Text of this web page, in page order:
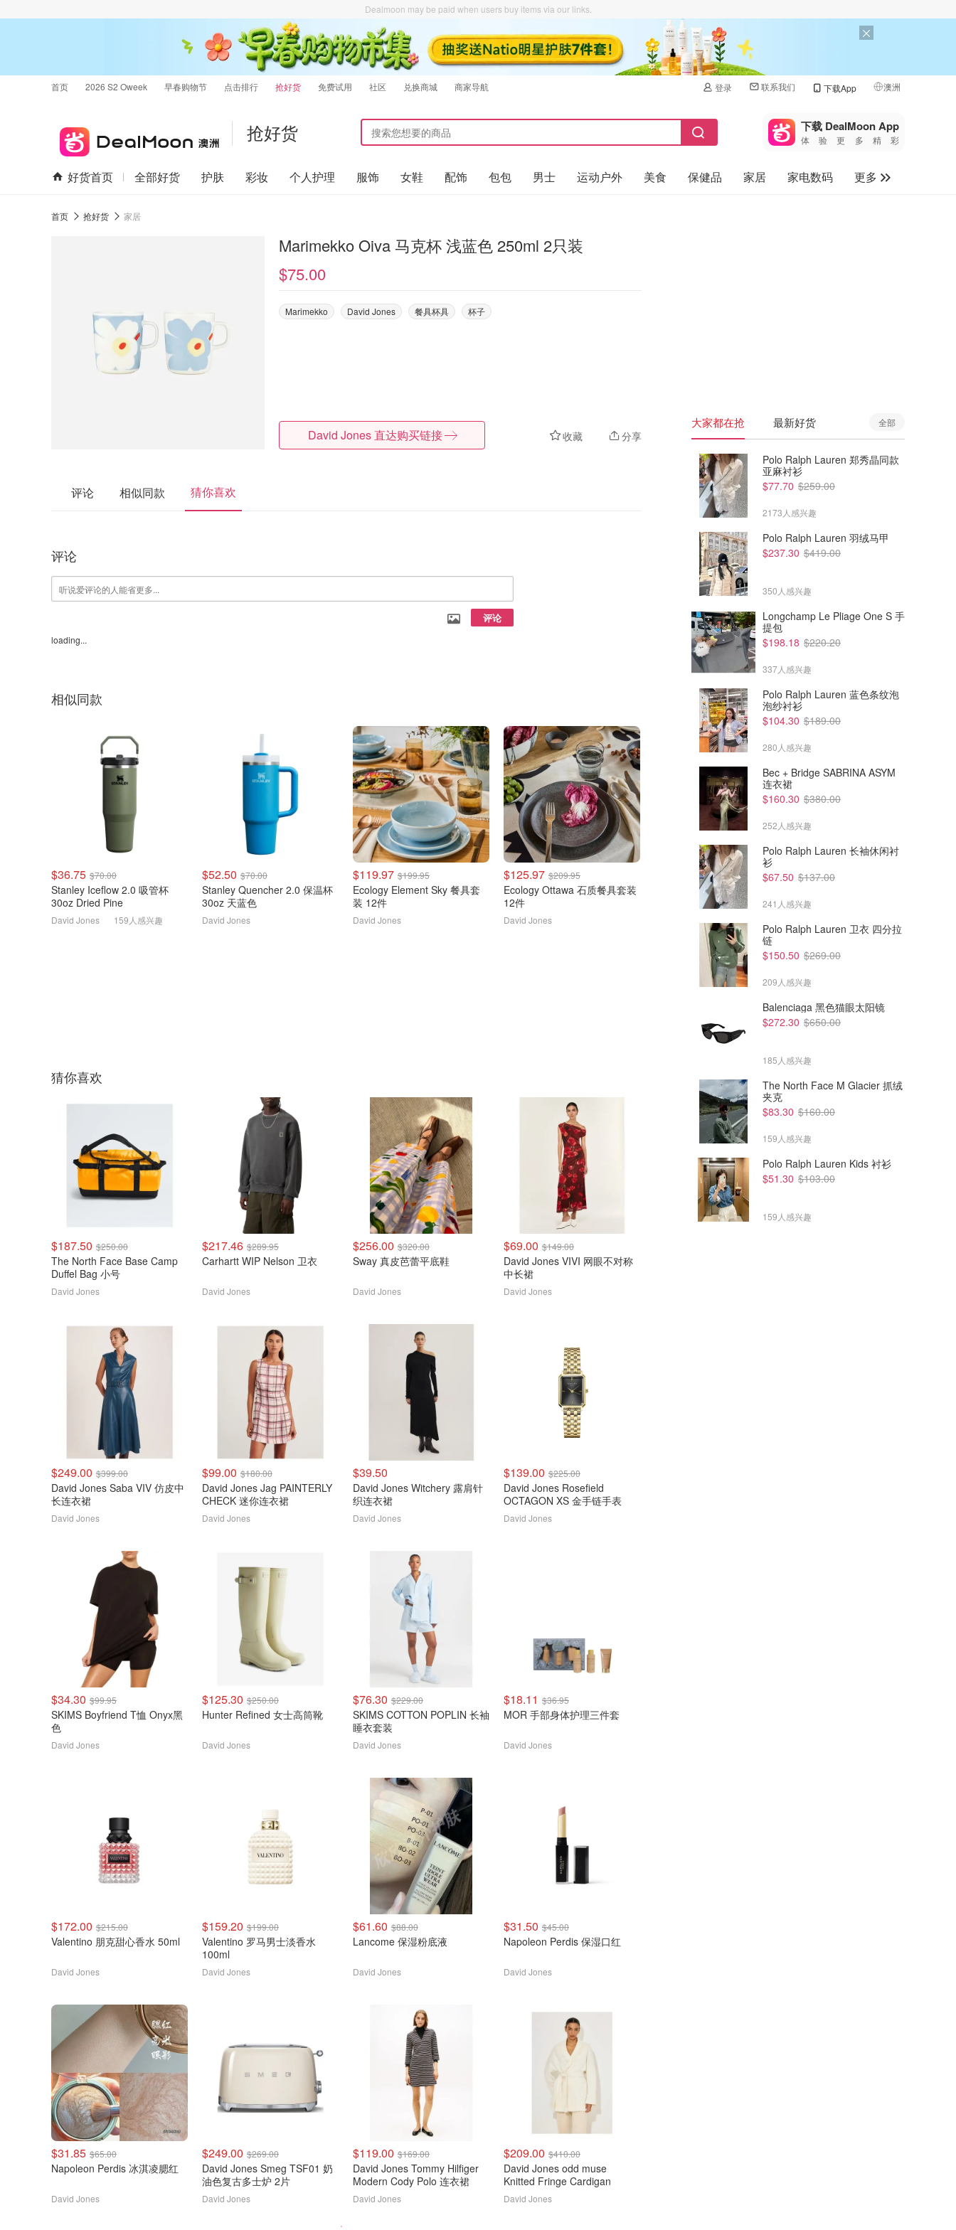
Dealmoon may be paid when users buy items via our links.
首页 2026 S2 Oweek 早春购物节 点击排行 抢好货 免费试用 社区 兑换商城 商家导航 登录 联系我们 下载App 澳洲
🇺🇸
🇨🇳 中国
🇨🇦加拿大
抢好货 下载 DealMoon App
体验更多精彩
好货首页 全部好货 护肤 彩妆 个人护理 服饰 女鞋 配饰 包包 男士 运动户外 美食 保健品 家居 家电数码
更多
首页 抢好货 家居
Marimekko Oiva 马克杯 浅蓝色 250ml 2只装
$75.00
Marimekko David Jones 餐具杯具 杯子
收藏 分享
David Jones 直达购买链接
评论 相似同款 猜你喜欢
评论
评论
loading...
相似同款
$36.75 $70.00
Stanley Iceflow 2.0 吸管杯
30oz Dried Pine
David Jones 159人感兴趣
$52.50 $70.00
Stanley Quencher 2.0 保温杯
30oz 天蓝色
David Jones
$119.97 $199.95
Ecology Element Sky 餐具套
装 12件
David Jones
$125.97 $209.95
Ecology Ottawa 石质餐具套装
12件
David Jones
$59.99
Porto Limone 20cm拼盘 4件套
$44.99
20cm
猜你喜欢
$187.50 $250.00
The North Face Base Camp
Duffel Bag 小号
David Jones
$217.46 $289.95
Carhartt WIP Nelson 卫衣
David Jones
$256.00 $320.00
Sway 真皮芭蕾平底鞋
David Jones
$69.00 $149.00
David Jones VIVI 网眼不对称
中长裙
David Jones
$249.00 $399.00
David Jones Saba VIV 仿皮中
长连衣裙
David Jones
$99.00 $180.00
David Jones Jag PAINTERLY
CHECK 迷你连衣裙
David Jones
$39.50
David Jones Witchery 露肩针
织连衣裙
David Jones
$139.00 $225.00
David Jones Rosefield
OCTAGON XS 金手链手表
David Jones
$34.30 $99.95
SKIMS Boyfriend T恤 Onyx黑
色
David Jones
$125.30 $250.00
Hunter Refined 女士高筒靴
David Jones
$76.30 $229.00
SKIMS COTTON POPLIN 长袖
睡衣套装
David Jones
$18.11 $36.95
MOR 手部身体护理三件套
David Jones
$172.00 $215.00
Valentino 朋克甜心香水 50ml
David Jones
$159.20 $199.00
Valentino 罗马男士淡香水
100ml
David Jones
$61.60 $88.00
Lancome 保湿粉底液
David Jones
$31.50 $45.00
Napoleon Perdis 保湿口红
David Jones
$31.85 $65.00
Napoleon Perdis 冰淇凌腮红
David Jones
$249.00 $269.00
David Jones Smeg TSF01 奶
油色复古多士炉 2片
David Jones
$119.00 $169.00
David Jones Tommy Hilfiger
Modern Cody Polo 连衣裙
David Jones
$209.00 $410.00
David Jones odd muse
Knitted Fringe Cardigan
David Jones
大家都在抢 最新好货 全部
Polo Ralph Lauren 郑秀晶同款
亚麻衬衫
$77.70 $259.00
2173人感兴趣
Polo Ralph Lauren 羽绒马甲
$237.30 $419.00
350人感兴趣
Longchamp Le Pliage One S 手
提包
$198.18 $220.20
337人感兴趣
Polo Ralph Lauren 蓝色条纹泡
泡纱衬衫
$104.30 $189.00
280人感兴趣
Bec + Bridge SABRINA ASYM
连衣裙
$160.30 $380.00
252人感兴趣
Polo Ralph Lauren 长袖休闲衬
衫
$67.50 $137.00
241人感兴趣
Polo Ralph Lauren 卫衣 四分拉
链
$150.50 $269.00
209人感兴趣
Balenciaga 黑色猫眼太阳镜
$272.30 $650.00
185人感兴趣
The North Face M Glacier 抓绒
夹克
$83.30 $160.00
159人感兴趣
Polo Ralph Lauren Kids 衬衫
$51.30 $103.00
159人感兴趣